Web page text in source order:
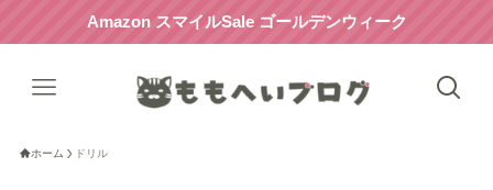
Amazon スマイルSale ゴールデンウィーク
ホーム ドリル